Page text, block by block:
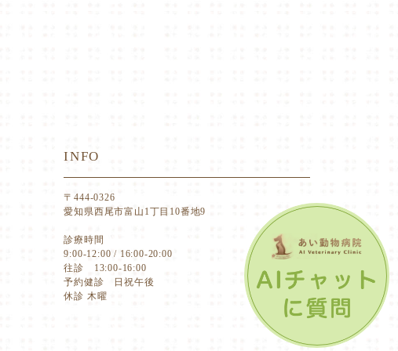
INFO
〒444-0326
愛知県西尾市富山1丁目10番地9
診療時間
9:00-12:00 / 16:00-20:00
往診 13:00-16:00
予約健診 日祝午後
休診 木曜